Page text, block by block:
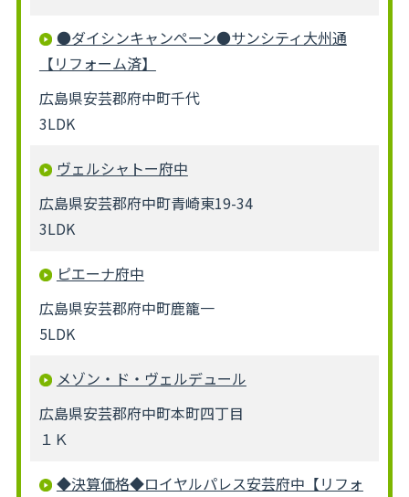
●ダイシンキャンペーン●サンシティ大州通
【リフォーム済】
広島県安芸郡府中町千代
3LDK
ヴェルシャトー府中
広島県安芸郡府中町青崎東19-34
3LDK
ピエーナ府中
広島県安芸郡府中町鹿籠一
5LDK
メゾン・ド・ヴェルデュール
広島県安芸郡府中町本町四丁目
１Ｋ
◆決算価格◆ロイヤルパレス安芸府中【リフォ